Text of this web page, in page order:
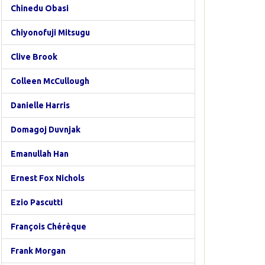
Chinedu Obasi
Chiyonofuji Mitsugu
Clive Brook
Colleen McCullough
Danielle Harris
Domagoj Duvnjak
Emanullah Han
Ernest Fox Nichols
Ezio Pascutti
François Chérèque
Frank Morgan